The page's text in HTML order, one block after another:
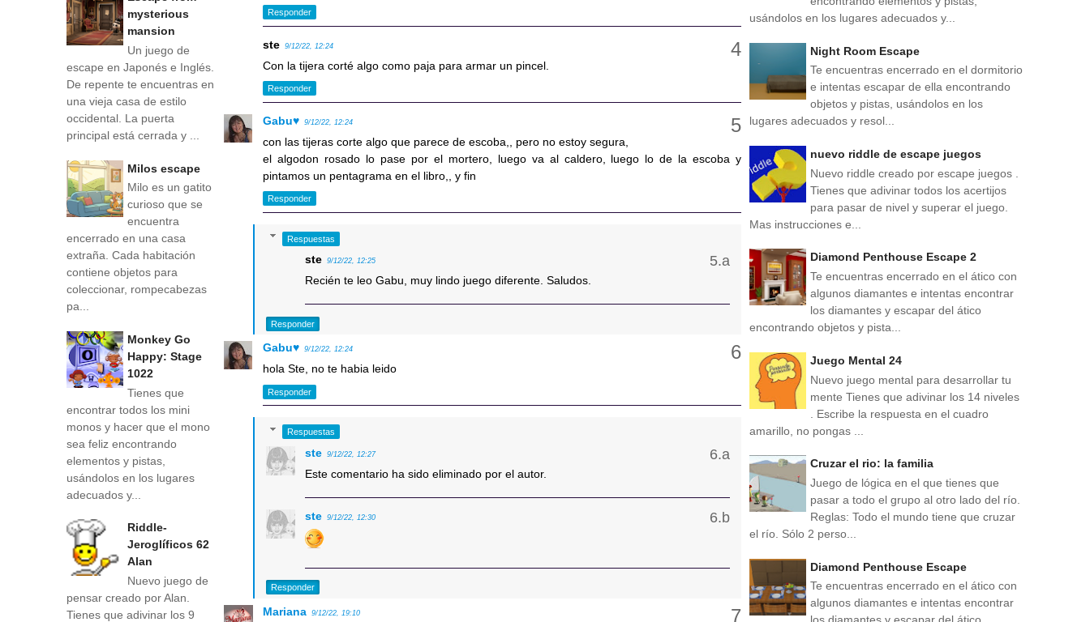
Responder
ste 9/12/22, 12:24
Con la tijera corté algo como paja para armar un pincel.
Responder
Gabu♥ 9/12/22, 12:24
con las tijeras corte algo que parece de escoba,, pero no estoy segura,
el algodon rosado lo pase por el mortero, luego va al caldero, luego lo de la escoba y
pintamos un pentagrama en el libro,, y fin
Responder
Respuestas
ste 9/12/22, 12:25
Recién te leo Gabu, muy lindo juego diferente. Saludos.
Responder
Gabu♥ 9/12/22, 12:24
hola Ste, no te habia leido
Responder
Respuestas
ste 9/12/22, 12:27
Este comentario ha sido eliminado por el autor.
ste 9/12/22, 12:30
Responder
Mariana 9/12/22, 19:10
mysterious
mansion
Un juego de
escape en Japonés e Inglés.
De repente te encuentras en
una vieja casa de estilo
occidental. La puerta
principal está cerrada y ...
Milos escape
Milo es un gatito
curioso que se
encuentra
encerrado en una casa
extraña. Cada habitación
contiene objetos para
coleccionar, rompecabezas
pa...
Monkey Go
Happy: Stage
1022
Tienes que
encontrar todos los mini
monos y hacer que el mono
sea feliz encontrando
elementos y pistas,
usándolos en los lugares
adecuados y...
Riddle-
Jeroglíficos 62
Alan
Nuevo juego de
pensar creado por Alan.
Tienes que adivinar los 9
usándolos en los lugares adecuados y...
Night Room Escape
Te encuentras encerrado en el dormitorio
e intentas escapar de ella encontrando
objetos y pistas, usándolos en los
lugares adecuados y resol...
nuevo riddle de escape juegos
Nuevo riddle creado por escape juegos .
Tienes que adivinar todos los acertijos
para pasar de nivel y superar el juego.
Mas instrucciones e...
Diamond Penthouse Escape 2
Te encuentras encerrado en el ático con
algunos diamantes e intentas encontrar
los diamantes y escapar del ático
encontrando objetos y pista...
Juego Mental 24
Nuevo juego mental para desarrollar tu
mente Tienes que adivinar los 14 niveles
. Escribe la respuesta en el cuadro
amarillo, no pongas ...
Cruzar el rio: la familia
Juego de lógica en el que tienes que
pasar a todo el grupo al otro lado del río.
Reglas: Todo el mundo tiene que cruzar
el río. Sólo 2 perso...
Diamond Penthouse Escape
Te encuentras encerrado en el ático con
algunos diamantes e intentas encontrar